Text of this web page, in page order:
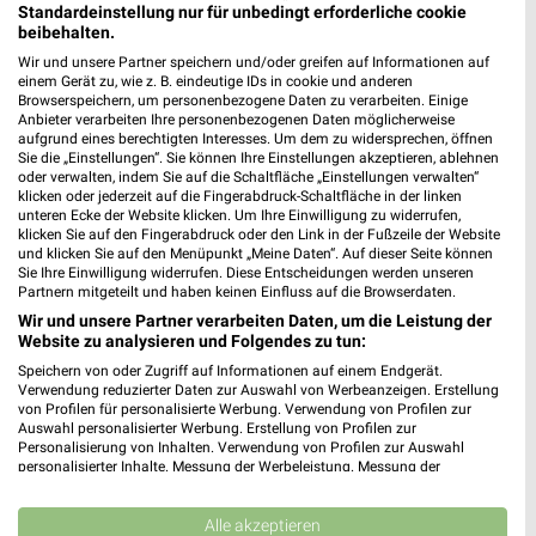
Nächste Filiale
GALERIA Würzburg
Schönbornstraße 3
97070 Würzburg
Heute geschlossen
387,84 km • Angebote: 2 Prospekte
Angebote-Kalender für GALERIA
Karstadt Kaufhof in Würzburg und
Umgebung
Aug.
Standardeinstellung nur für unbedingt erforderliche cookie
beibehalten.
Wir und unsere Partner speichern und/oder greifen auf Informationen auf
einem Gerät zu, wie z. B. eindeutige IDs in cookie und anderen
Browserspeichern, um personenbezogene Daten zu verarbeiten. Einige
Anbieter verarbeiten Ihre personenbezogenen Daten möglicherweise
aufgrund eines berechtigten Interesses. Um dem zu widersprechen, öffnen
Sie die „Einstellungen“. Sie können Ihre Einstellungen akzeptieren, ablehnen
oder verwalten, indem Sie auf die Schaltfläche „Einstellungen verwalten“
klicken oder jederzeit auf die Fingerabdruck-Schaltfläche in der linken
unteren Ecke der Website klicken. Um Ihre Einwilligung zu widerrufen,
klicken Sie auf den Fingerabdruck oder den Link in der Fußzeile der Website
und klicken Sie auf den Menüpunkt „Meine Daten“. Auf dieser Seite können
Sie Ihre Einwilligung widerrufen. Diese Entscheidungen werden unseren
Partnern mitgeteilt und haben keinen Einfluss auf die Browserdaten.
Wir und unsere Partner verarbeiten Daten, um die Leistung der
Website zu analysieren und Folgendes zu tun:
Speichern von oder Zugriff auf Informationen auf einem Endgerät.
Verwendung reduzierter Daten zur Auswahl von Werbeanzeigen. Erstellung
von Profilen für personalisierte Werbung. Verwendung von Profilen zur
Auswahl personalisierter Werbung. Erstellung von Profilen zur
Personalisierung von Inhalten. Verwendung von Profilen zur Auswahl
personalisierter Inhalte. Messung der Werbeleistung. Messung der
Kombinationen von Daten aus verschiedenen Quellen. Entwicklung und
Verbesserung der Angebote. Verwendung reduzierter Daten zur Auswahl
Alle akzeptieren